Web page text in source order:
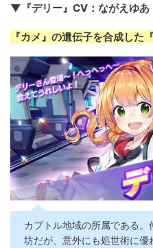
▼『デリー』CV：ながえゆあ
『カメ』の遺伝子を合成した
カプトル地域の所属である
坊だが、意外にも処世術に